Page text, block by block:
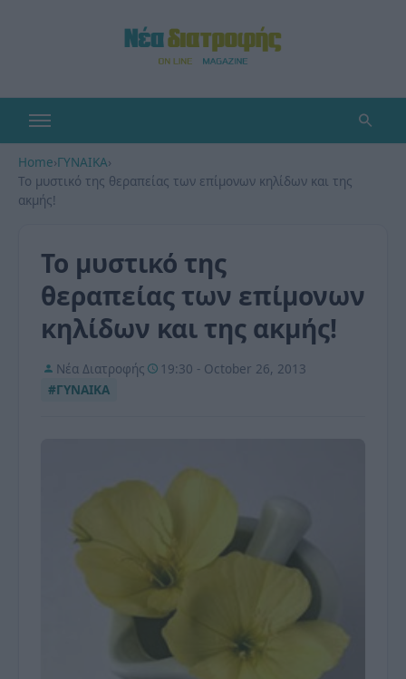
Home›ΓΥΝΑΙΚΑ›
Το μυστικό της θεραπείας των επίμονων κηλίδων και της
ακμής!
Το μυστικό της
θεραπείας των επίμονων
κηλίδων και της ακμής!
Νέα Διατροφής
19:30 - October 26, 2013
#ΓΥΝΑΙΚΑ